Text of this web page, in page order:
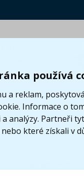
používá
a reklam,
Informace o
a analýzy. Partneři
které získali v